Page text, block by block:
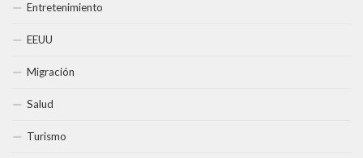
Entretenimiento
EEUU
Migración
Salud
Turismo